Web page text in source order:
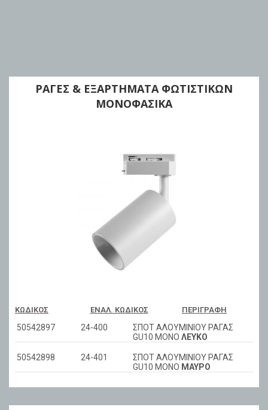
ΡΑΓΕΣ & ΕΞΑΡΤΗΜΑΤΑ ΦΩΤΙΣΤΙΚΩΝ
ΜΟΝΟΦΑΣΙΚΑ
ΚΩΔΙΚΌΣ ΕΝΑΛ. ΚΩΔΙΚΌΣ ΠΕΡΙΓΡΑΦΉ
50542897 24-400
ΣΠΟΤ ΑΛΟΥΜΙΝΙΟΥ ΡΑΓΑΣ
GU10 ΜΟΝΟ ΛΕΥΚΟ
50542898 24-401
ΣΠΟΤ ΑΛΟΥΜΙΝΙΟΥ ΡΑΓΑΣ
GU10 ΜΟΝΟ ΜΑΥΡΟ